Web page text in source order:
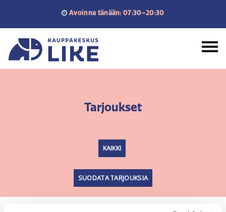
Avoinna tänään: 07:30–20:30
Tarjoukset
KAIKKI
SUODATA TARJOUKSIA